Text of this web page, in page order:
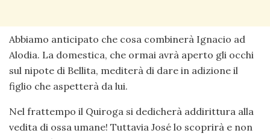
Abbiamo anticipato che cosa combinerà Ignacio ad
Alodia. La domestica, che ormai avrà aperto gli occhi
sul nipote di Bellita, mediterà di dare in adizione il
figlio che aspetterà da lui.
Nel frattempo il Quiroga si dedicherà addirittura alla
vedita di ossa umane! Tuttavia José lo scoprirà e non